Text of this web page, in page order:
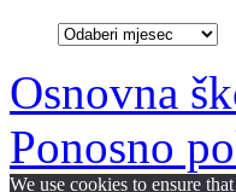
Arhiva
Osnovna
Ponosno
We use cookies to ensure